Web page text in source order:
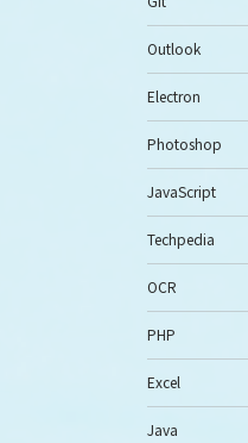
Outlook
Electron
Photoshop
JavaScript
Techpedia
OCR
PHP
Excel
Java